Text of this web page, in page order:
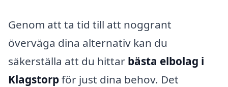
Genom att ta tid till att noggrant
överväga dina alternativ kan du
säkerställa att du hittar bästa elbolag i
Klagstorpför just dina behov. Det